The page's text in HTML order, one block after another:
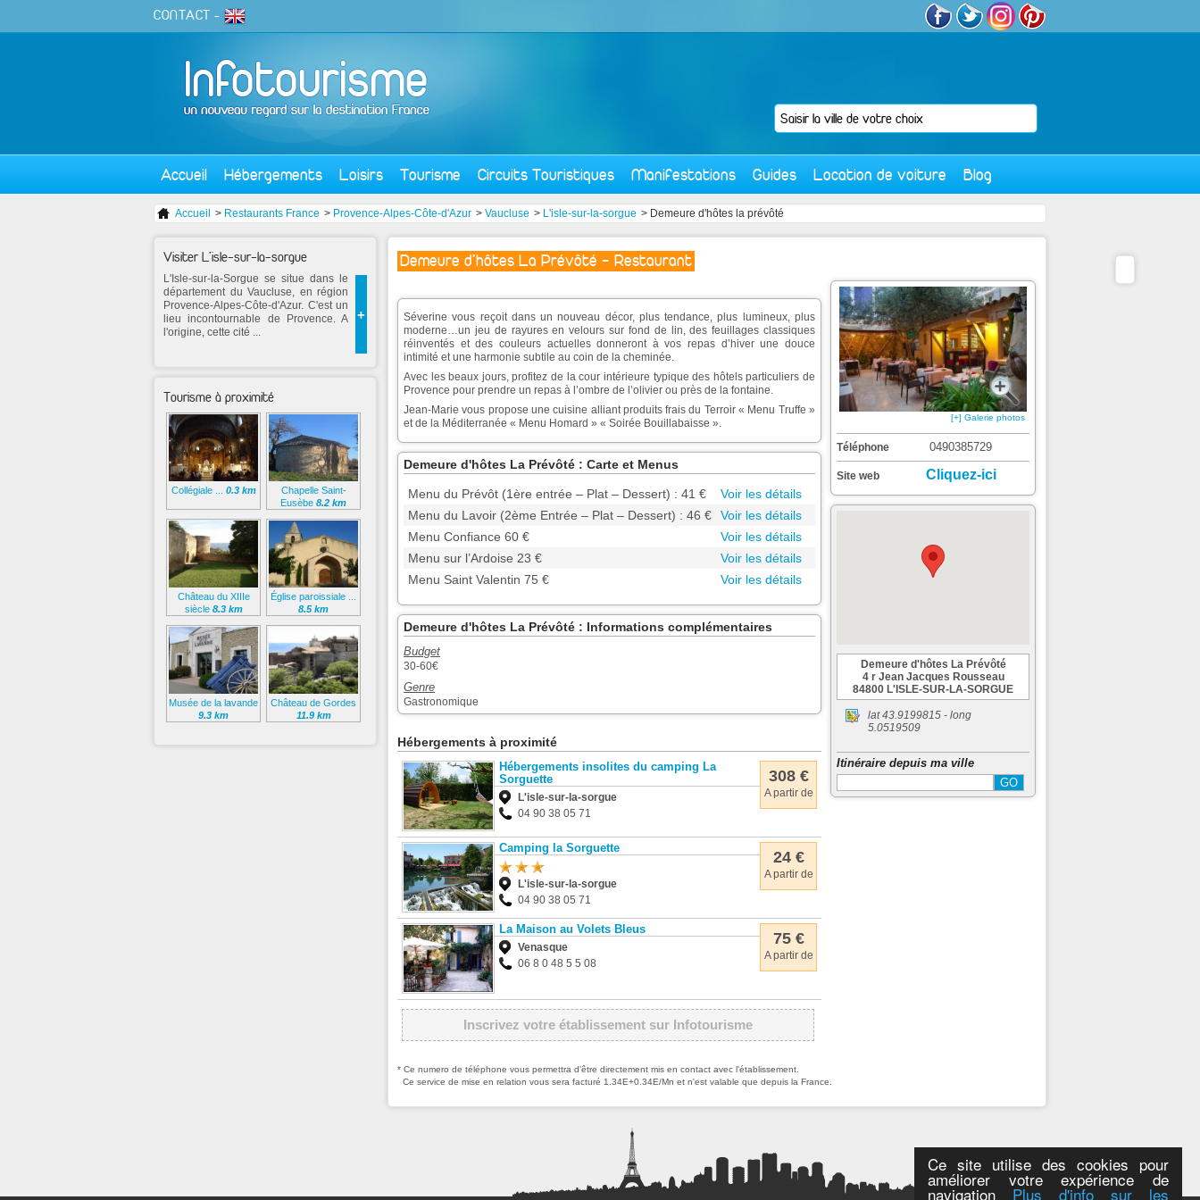
Ce site utilise des cookies pour
améliorer votre expérience de
navigation Plus d'info sur les
CONTACT -
Accueil Hébergements Loisirs Tourisme Circuits Touristiques Manifestations Guides Location de voiture Blog
Accueil > Restaurants France > Provence-Alpes-Côte-d'Azur > Vaucluse > L'isle-sur-la-sorgue > Demeure d'hôtes la prévôté
Demeure d'hôtes La Prévôté - Restaurant
Séverine vous reçoit dans un nouveau décor, plus tendance, plus lumineux, plus
moderne…un jeu de rayures en velours sur fond de lin, des feuillages classiques
réinventés et des couleurs actuelles donneront à vos repas d’hiver une douce
intimité et une harmonie subtile au coin de la cheminée.
Avec les beaux jours, profitez de la cour intérieure typique des hôtels particuliers de
Provence pour prendre un repas à l’ombre de l’olivier ou près de la fontaine.
Jean-Marie vous propose une cuisine alliant produits frais du Terroir « Menu Truffe »
et de la Méditerranée « Menu Homard » « Soirée Bouillabaisse ».
Demeure d'hôtes La Prévôté : Carte et Menus
Menu du Prévôt (1ère entrée – Plat – Dessert) : 41 €
Voir les détails
Menu du Lavoir (2ème Entrée – Plat – Dessert) : 46 €
Voir les détails
Menu Confiance 60 €
Voir les détails
Menu sur l’Ardoise 23 €
Voir les détails
Menu Saint Valentin 75 €
Voir les détails
Demeure d'hôtes La Prévôté : Informations complémentaires
Budget
30-60€
Genre
Gastronomique
Hébergements à proximité
308 €
A partir de
Hébergements insolites du camping La
Sorguette
L'isle-sur-la-sorgue
04 90 38 05 71
24 €
A partir de
Camping la Sorguette
L'isle-sur-la-sorgue
04 90 38 05 71
75 €
A partir de
La Maison au Volets Bleus
Venasque
06 8 0 48 5 5 08
Inscrivez votre établissement sur Infotourisme
[+] Galerie photos
Téléphone 0490385729
Site web Cliquez-ici
Demeure d'hôtes La Prévôté
4 r Jean Jacques Rousseau
84800 L'ISLE-SUR-LA-SORGUE
lat43.9199815 - long
5.0519509
Itinéraire depuis ma ville
* Ce numero de téléphone vous permettra d'être directement mis en contact avec l'établissement.
Ce service de mise en relation vous sera facturé 1.34E+0.34E/Mn et n'est valable que depuis la France.
Visiter L'isle-sur-la-sorgue
+
L'Isle-sur-la-Sorgue se situe dans le
département du Vaucluse, en région
Provence-Alpes-Côte-d'Azur. C'est un
lieu incontournable de Provence. A
l'origine, cette cité ...
Tourisme à proximité
Collégiale ... 0.3 km
Chapelle Saint-
Eusèbe 8.2 km
Château du XIIIe
siècle 8.3 km
Église paroissiale ...
8.5 km
Musée de la lavande
9.3 km
Château de Gordes
11.9 km